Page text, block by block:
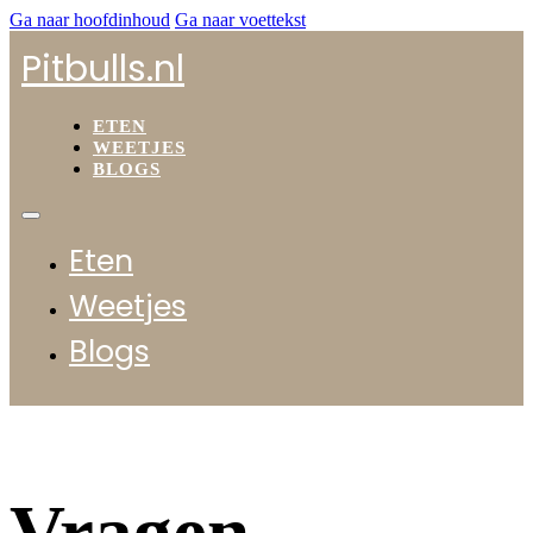
Ga naar hoofdinhoud Ga naar voettekst
Pitbulls.nl
ETEN
WEETJES
BLOGS
Eten
Weetjes
Blogs